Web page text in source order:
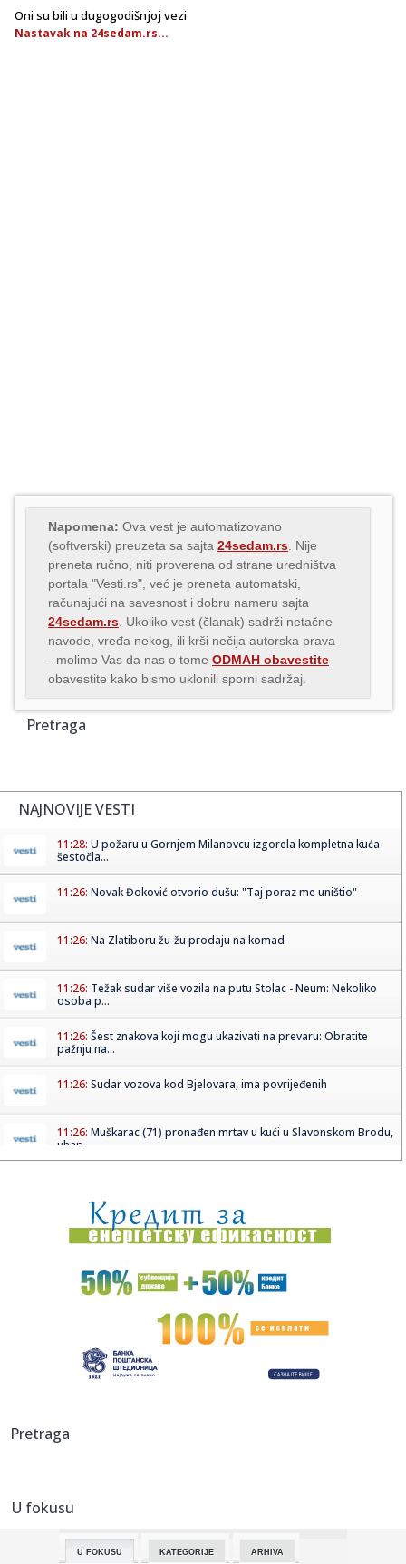
Oni su bili u dugogodišnjoj vezi
Nastavak na 24sedam.rs...
Napomena: Ova vest je automatizovano
(softverski) preuzeta sa sajta 24sedam.rs . Nije
preneta ručno, niti proverena od strane uredništva
portala "Vesti.rs", već je preneta automatski,
računajući na savesnost i dobru nameru sajta
24sedam.rs . Ukoliko vest (članak) sadrži netačne
navode, vređa nekog, ili krši nečija autorska prava
- molimo Vas da nas o tome ODMAH obavestite
obavestite kako bismo uklonili sporni sadržaj.
Pretraga
NAJNOVIJE VESTI
11:28: U požaru u Gornjem Milanovcu izgorela kompletna kuća
šestočla...
11:26: Novak Đoković otvorio dušu: "Taj poraz me uništio"
11:26: Na Zlatiboru žu-žu prodaju na komad
11:26: Težak sudar više vozila na putu Stolac - Neum: Nekoliko
osoba p...
11:26: Šest znakova koji mogu ukazivati na prevaru: Obratite
pažnju na...
11:26: Sudar vozova kod Bjelovara, ima povrijeđenih
11:26: Muškarac (71) pronađen mrtav u kući u Slavonskom Brodu,
uhap...
11:26:Katić nakon pucnjava: Ljudi su s pravom zabrinuti, i ja sam
kao ...
11:25:Vučević srušio laži o "Sarajevo safariju"; Poslao poruku:
"Vu...
Amerikanci očekuju skoro razrešenje: Dogovor o
Ormuskom moreuzu...
11:19:Vučić dočekao Zelenskog: Prijem uz najviše počasti ispred
isteka u...
11:15:
Pretraga
U fokusu
U FOKUSU KATEGORIJE ARHIVA